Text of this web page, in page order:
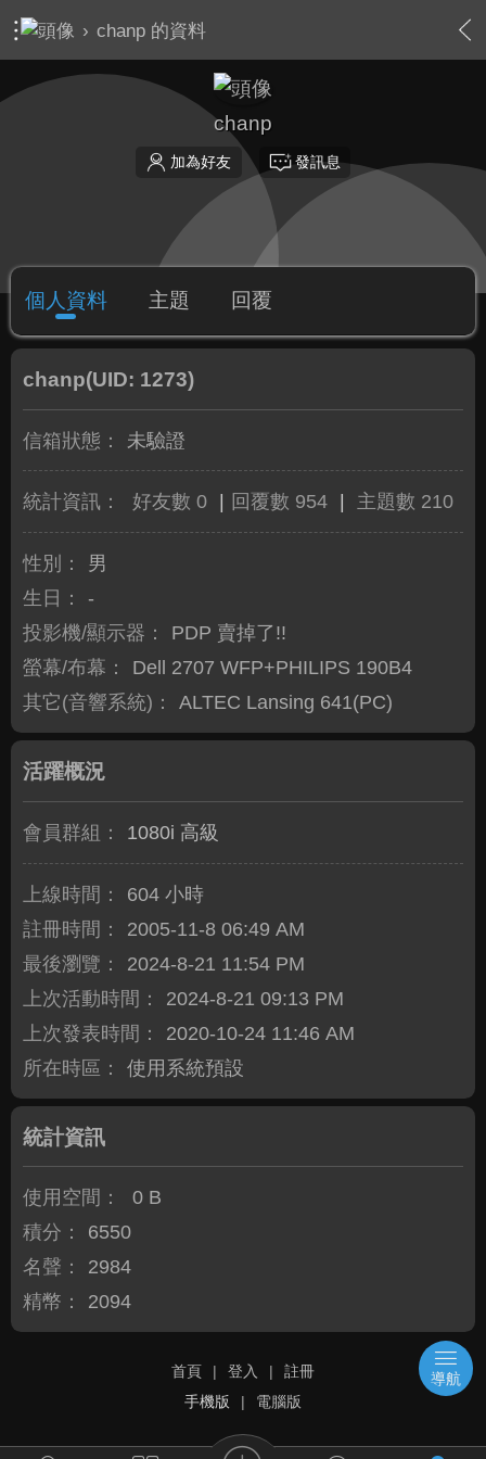
› chanp 的資料
chanp
加為好友 發訊息
個人資料 主題 回覆
chanp(UID: 1273)
信箱狀態： 未驗證
統計資訊： 好友數 0 回覆數 954 主題數 210
性別：
男
生日：
-
投影機/顯示器：
PDP 賣掉了!!
螢幕/布幕：
Dell 2707 WFP+PHILIPS 190B4
其它(音響系統)：
ALTEC Lansing 641(PC)
活躍概況
會員群組： 1080i 高級
上線時間：
604 小時
註冊時間：
2005-11-8 06:49 AM
最後瀏覽：
2024-8-21 11:54 PM
上次活動時間：
2024-8-21 09:13 PM
上次發表時間：
2020-10-24 11:46 AM
所在時區：
使用系統預設
統計資訊
使用空間：
0 B
積分：
6550
名聲：
2984
精幣：
2094
首頁 | 登入 |
註冊
手機版
| 電腦版
導航